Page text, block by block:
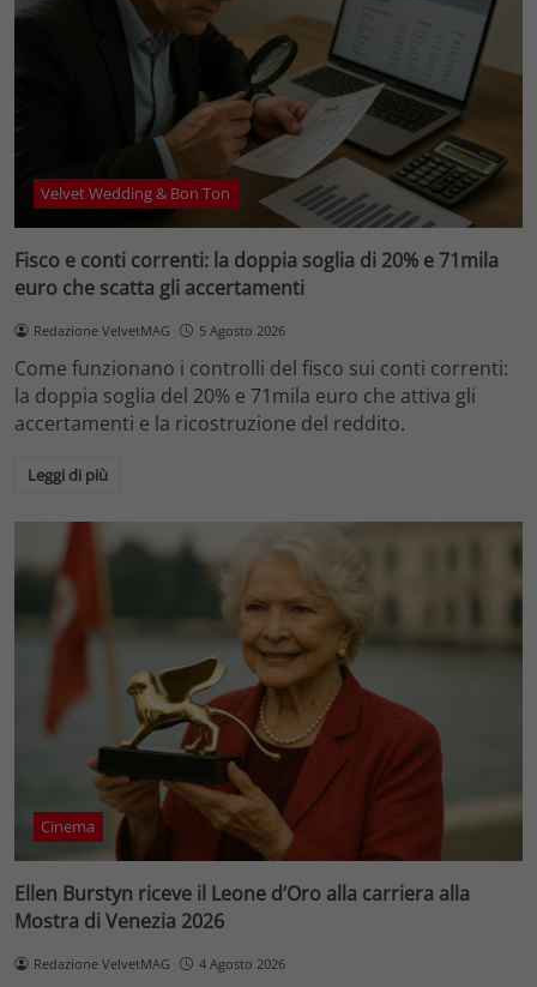
Velvet Wedding & Bon Ton
Fisco e conti correnti: la doppia soglia di 20% e 71mila
euro che scatta gli accertamenti
Redazione VelvetMAG 5 Agosto 2026
Come funzionano i controlli del fisco sui conti correnti:
la doppia soglia del 20% e 71mila euro che attiva gli
accertamenti e la ricostruzione del reddito.
Leggi di più
Cinema
Ellen Burstyn riceve il Leone d’Oro alla carriera alla
Mostra di Venezia 2026
Redazione VelvetMAG 4 Agosto 2026